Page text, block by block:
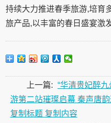
持续大力推进春季旅游,培育
旅产品,以丰富的春日盛宴激
上一篇: “华清贵妃醉
游第二站璀璨启幕 秦声唐
复制标题 复制内容